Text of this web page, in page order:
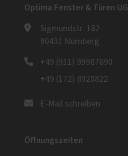
Optima Fenster & Türen UG
Sigmundstr. 182
90431 Nürnberg
+49 (911) 99987690
+49 (172) 8920822
E-Mail schreiben
Öffnungszeiten